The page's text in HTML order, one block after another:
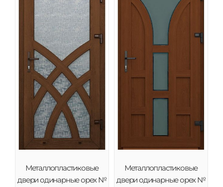
Металлопластиковые
двери одинарные орех №
Металлопластиковые
двери одинарные орех №